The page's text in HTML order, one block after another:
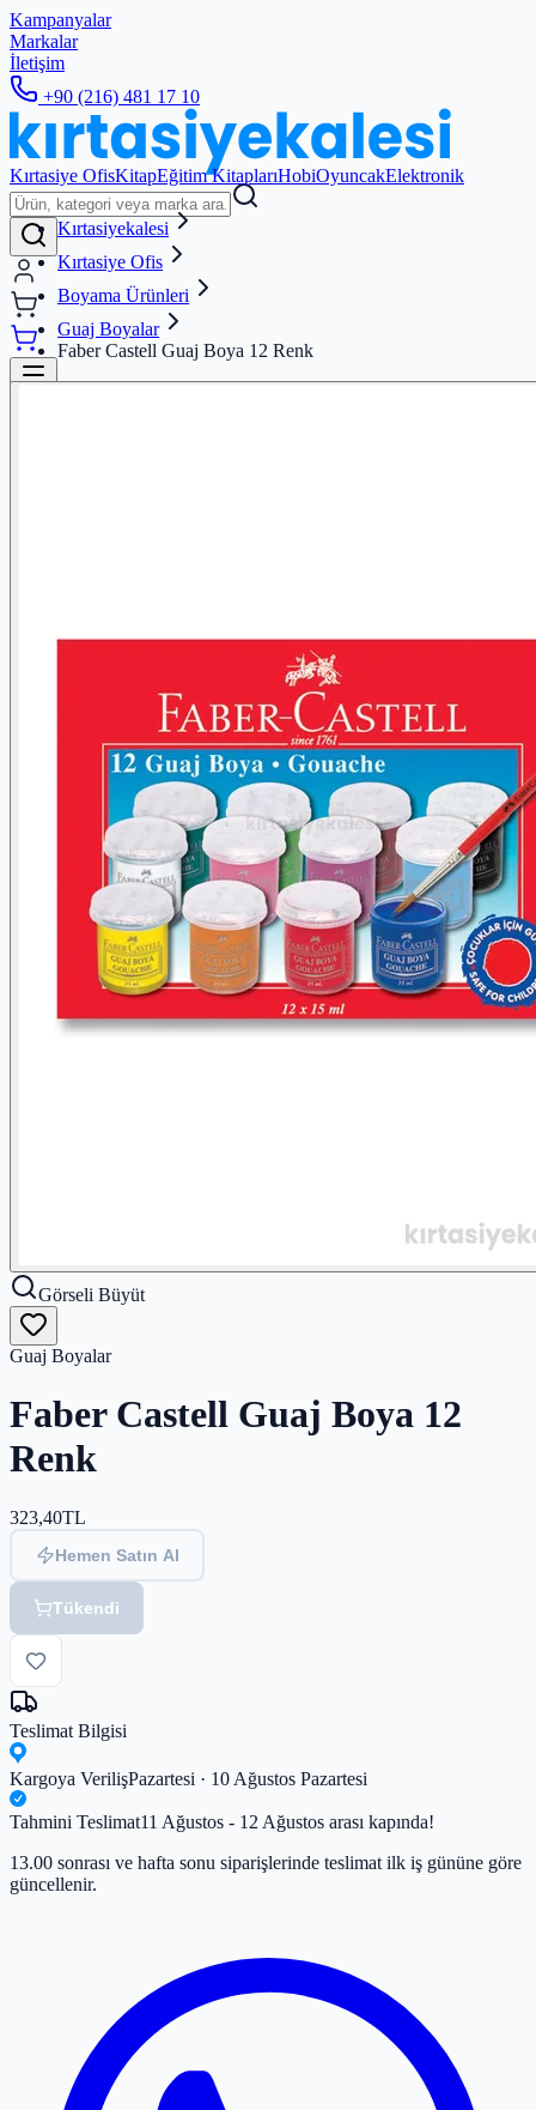
Kampanyalar
Markalar
İletişim
+90 (216) 481 17 10
Kırtasiye OfisKitapEğitim KitaplarıHobiOyuncakElektronik
Kırtasiyekalesi
Kırtasiye Ofis
Boyama Ürünleri
Guaj Boyalar
Faber Castell Guaj Boya 12 Renk
Görseli Büyüt
Guaj Boyalar
Faber Castell Guaj Boya 12
Renk
323,40TL
Hemen Satın Al
Tükendi
Teslimat Bilgisi
Kargoya VerilişPazartesi · 10 Ağustos Pazartesi
Tahmini Teslimat11 Ağustos - 12 Ağustos arası kapında!
13.00 sonrası ve hafta sonu siparişlerinde teslimat ilk iş gününe göre
güncellenir.